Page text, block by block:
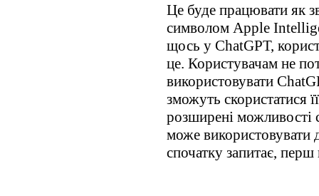
Це буде працювати як
символом Apple
щось у ChatGPT,
це. Користувачам не
використовувати
зможуть скористатися
розширені можливості
може використовувати
спочатку запитає,